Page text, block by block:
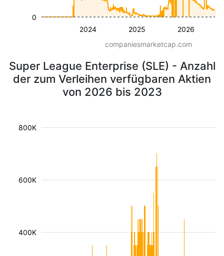
2024 2025 2026
0
companiesmarketcap.com
Super League Enterprise (SLE) - Anzahl
der zum Verleihen verfügbaren Aktien
von 2026 bis 2023
400K
600K
800K